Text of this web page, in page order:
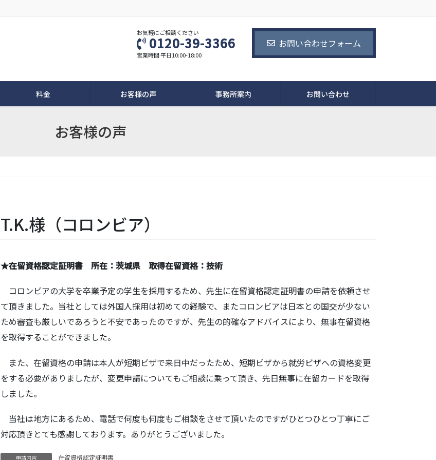
お気軽にご相談ください
0120-39-3366
営業時間 平日10:00-18:00
お問い合わせフォーム
料金 お客様の声 事務所案内 お問い合わせ
お客様の声
T.K.様（コロンビア）
★在留資格認定証明書 所在：茨城県 取得在留資格：技術
コロンビアの大学を卒業予定の学生を採用するため、先生に在留資格認定証明書の申請を依頼させ
て頂きました。当社としては外国人採用は初めての経験で、またコロンビアは日本との国交が少ない
ため審査も厳しいであろうと不安であったのですが、先生の的確なアドバイスにより、無事在留資格
を取得することができました。
また、在留資格の申請は本人が短期ビザで来日中だったため、短期ビザから就労ビザへの資格変更
をする必要がありましたが、変更申請についてもご相談に乗って頂き、先日無事に在留カードを取得
しました。
当社は地方にあるため、電話で何度も何度もご相談をさせて頂いたのですがひとつひとつ丁寧にご
対応頂きとても感謝しております。ありがとうございました。
申請内容 在留資格認定証明書